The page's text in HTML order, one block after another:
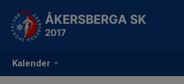
Kalender
ÅKERSBERGA SK
2017